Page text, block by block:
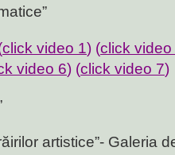
click video 1) (click video
video 6) (click video 7)
artistice”- Galeria